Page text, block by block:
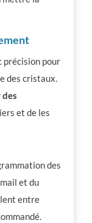
précision pour
des cristaux.
et de les
des
et du
entre